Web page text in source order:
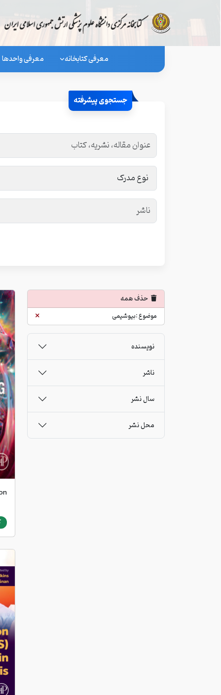
معرفی کتابخانه معرفی واحدها
جستجوی پیشرفته
حذف همه
موضوع :بیوشیمی
نویسنده
ناشر
سال نشر
محل نشر